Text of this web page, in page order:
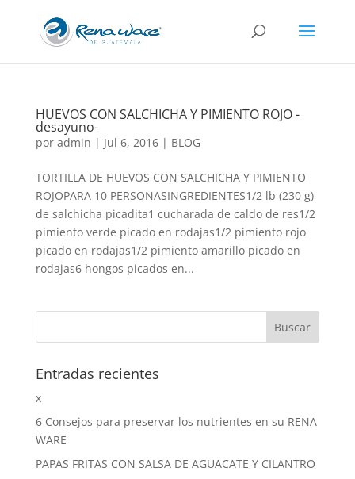
HUEVOS CON SALCHICHA Y PIMIENTO ROJO -
desayuno-
por admin | Jul 6, 2016| BLOG
TORTILLA DE HUEVOS CON SALCHICHA Y PIMIENTO
ROJOPARA 10 PERSONASINGREDIENTES1/2 lb (230 g)
de salchicha picadita1 cucharada de caldo de res1/2
pimiento verde picado en rodajas1/2 pimiento rojo
picado en rodajas1/2 pimiento amarillo picado en
rodajas6 hongos picados en...
Entradas recientes
x
6 Consejos para preservar los nutrientes en su RENA
WARE
PAPAS FRITAS CON SALSA DE AGUACATE Y CILANTRO